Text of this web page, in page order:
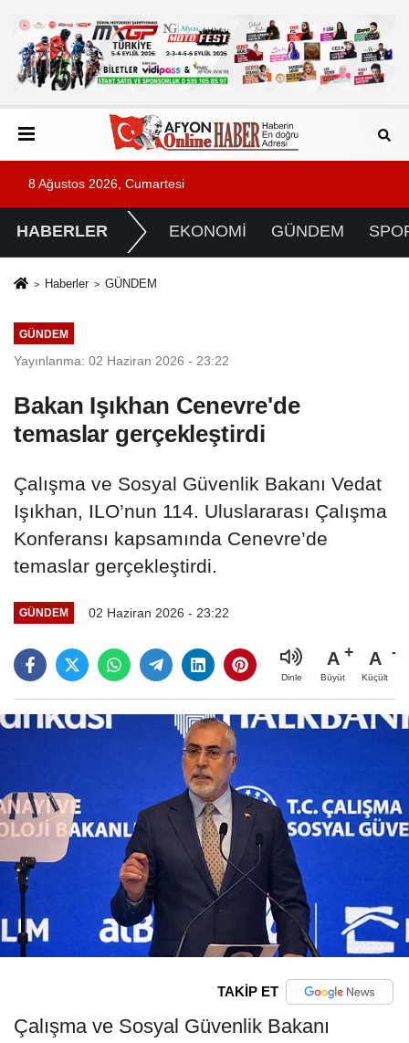
8 Ağustos 2026, Cumartesi
HABERLER EKONOMİ GÜNDEM
Haberler GÜNDEM
GÜNDEM
Yayınlanma: 02 Haziran 2026 - 23:22
Bakan Işıkhan Cenevre'de
temaslar gerçekleştirdi
Çalışma ve Sosyal Güvenlik Bakanı Vedat
Işıkhan, ILO’nun 114. Uluslararası Çalışma
Konferansı kapsamında Cenevre’de
temaslar gerçekleştirdi.
GÜNDEM 02 Haziran 2026 - 23:22
Dinle
A
Büyüt
A
Küçült
TAKİP ET
Çalışma ve Sosyal Güvenlik Bakanı